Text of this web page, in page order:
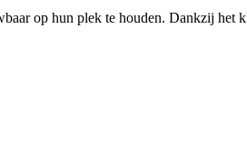
op hun plek te houden. Dankzij het